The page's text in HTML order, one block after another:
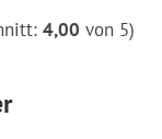
4,00 von 5)